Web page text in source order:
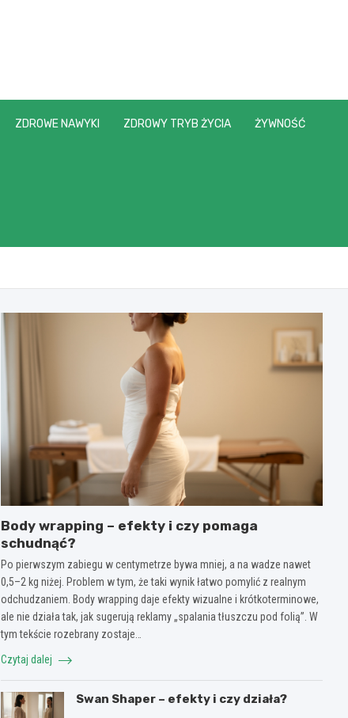
ZDROWE NAWYKI ZDROWY TRYB ŻYCIA ŻYWNOŚĆ
Body wrapping – efekty i czy pomaga
schudnąć?
Po pierwszym zabiegu w centymetrze bywa mniej, a na wadze nawet
0,5–2 kg niżej. Problem w tym, że taki wynik łatwo pomylić z realnym
odchudzaniem. Body wrapping daje efekty wizualne i krótkoterminowe,
ale nie działa tak, jak sugerują reklamy „spalania tłuszczu pod folią”. W
tym tekście rozebrany zostaje…
Czytaj dalej
Swan Shaper – efekty i czy działa?